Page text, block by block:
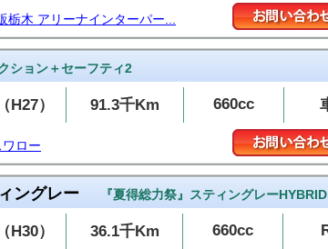
栃木 アリーナインターパー...
ション＋セーフティ2
H27） 91.3千Km 660cc
ロー
ングレー 『夏得総力祭』スティングレーHYBRID
H30） 36.1千Km 660cc